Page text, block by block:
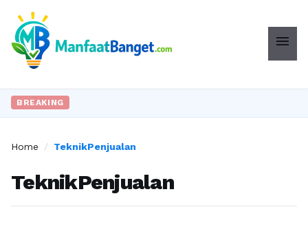
menu
BREAKING
Home / TeknikPenjualan
TeknikPenjualan